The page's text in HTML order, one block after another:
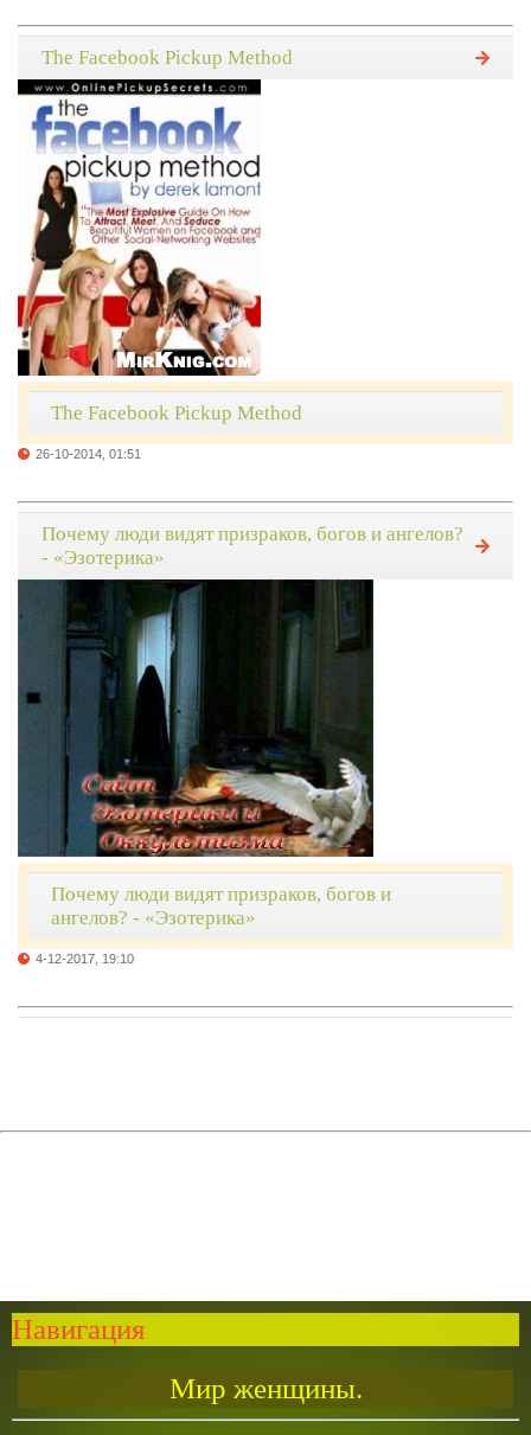
The Facebook Pickup Method
The Facebook Pickup Method
26-10-2014, 01:51
Почему люди видят призраков, богов и ангелов?
- «Эзотерика»
Почему люди видят призраков, богов и
ангелов? - «Эзотерика»
4-12-2017, 19:10
Навигация
Мир женщины.